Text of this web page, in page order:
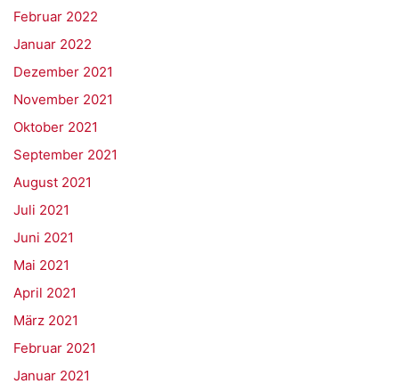
Februar 2022
Januar 2022
Dezember 2021
November 2021
Oktober 2021
September 2021
August 2021
Juli 2021
Juni 2021
Mai 2021
April 2021
März 2021
Februar 2021
Januar 2021